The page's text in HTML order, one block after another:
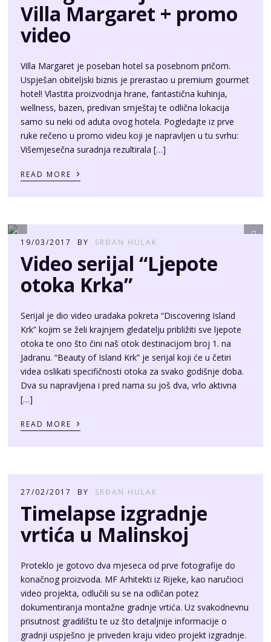
Villa Margaret + promo
video
Villa Margaret je poseban hotel sa posebnom pričom.
Uspješan obiteljski biznis je prerastao u premium gourmet
hotel! Vlastita proizvodnja hrane, fantastična kuhinja,
wellness, bazen, predivan smještaj te odlična lokacija
samo su neki od aduta ovog hotela. Pogledajte iz prve
ruke rečeno u promo videu koji je napravljen u tu svrhu:
Višemjesečna suradnja rezultirala […]
READ MORE ›
19/03/2017 BY SRĐAN HULAK
Video serijal “Ljepote
otoka Krka”
Serijal je dio video uradaka pokreta “Discovering Island
Krk” kojim se želi krajnjem gledatelju približiti sve ljepote
otoka te ono što čini naš otok destinacijom broj 1. na
Jadranu. “Beauty of Island Krk” je serijal koji će u četiri
videa oslikati specifičnosti otoka za svako godišnje doba.
Dva su napravljena i pred nama su još dva, vrlo aktivna
[…]
READ MORE ›
27/02/2017 BY SRĐAN HULAK
Timelapse izgradnje
vrtića u Malinskoj
Proteklo je gotovo dva mjeseca od prve fotografije do
konačnog proizvoda. MF Arhitekti iz Rijeke, kao naručioci
video projekta, odlučili su se na odličan potez
dokumentiranja montažne gradnje vrtića. Uz svakodnevnu
prisutnost gradilištu te uz što detaljnije informacije o
gradnji uspješno je priveden kraju video projekt izgradnje.